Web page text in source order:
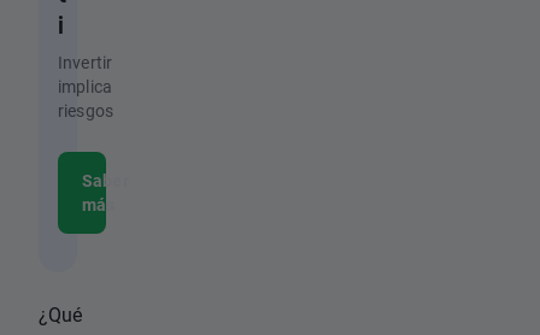
i
Invertir
implica
riesgos
Saber
más
¿Qué